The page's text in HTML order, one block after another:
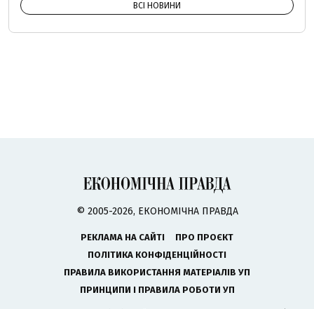
ВСІ НОВИНИ
© 2005-2026, ЕКОНОМІЧНА ПРАВДА
РЕКЛАМА НА САЙТІ
ПРО ПРОЄКТ
ПОЛІТИКА КОНФІДЕНЦІЙНОСТІ
ПРАВИЛА ВИКОРИСТАННЯ МАТЕРІАЛІВ УП
ПРИНЦИПИ І ПРАВИЛА РОБОТИ УП